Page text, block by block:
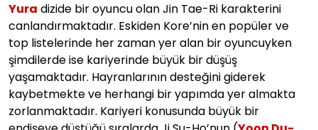
Yura dizide bir oyuncu olan Jin Tae-Ri karakterini
canlandırmaktadır. Eskiden Kore’nin en popüler ve
top listelerinde her zaman yer alan bir oyuncuyken
şimdilerde ise kariyerinde büyük bir düşüş
yaşamaktadır. Hayranlarının desteğini giderek
kaybetmekte ve herhangi bir yapımda yer almakta
zorlanmaktadır. Kariyeri konusunda büyük bir